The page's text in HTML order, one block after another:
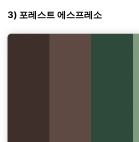
3) 포레스트 에스프레소